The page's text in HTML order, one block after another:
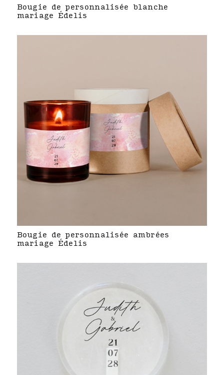
Bougie de personnalisée blanche
mariage Édelis
Bougie de personnalisée ambrées
mariage Édelis